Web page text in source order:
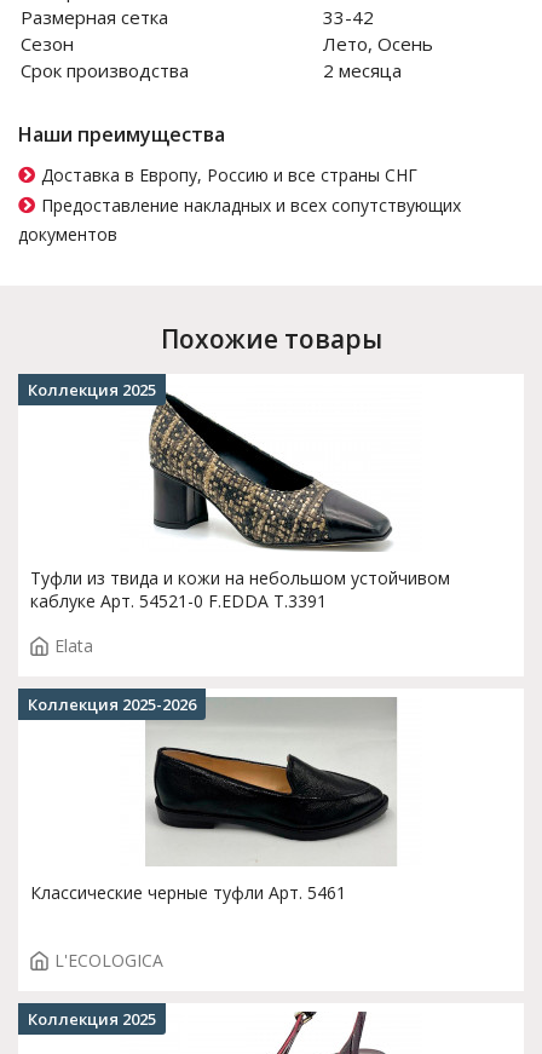
Размерная сетка
33-42
Сезон
Лето, Осень
Срок производства
2 месяца
Наши преимущества
Доставка в Европу, Россию и все страны СНГ
Предоставление накладных и всех сопутствующих
документов
Похожие товары
Туфли из твида и кожи на небольшом устойчивом
каблуке Арт. 54521-0 F.EDDA T.3391
Elata
Коллекция 2025
Классические черные туфли Арт. 5461
L'ECOLOGICA
Коллекция 2025-2026
Коллекция 2025